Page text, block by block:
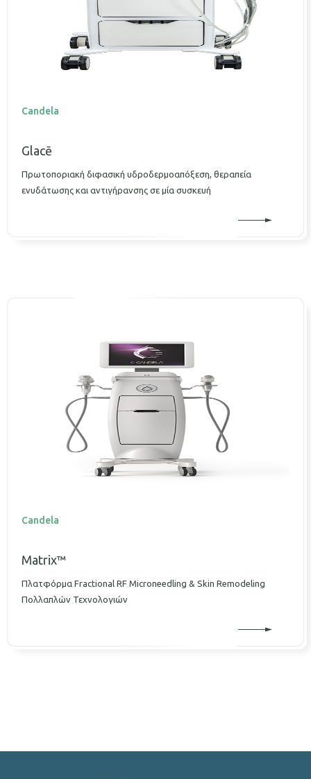
Candela
Glacē
Πρωτοποριακή διφασική υδροδερμοαπόξεση, θεραπεία
ενυδάτωσης και αντιγήρανσης σε μία συσκευή
Candela
Matrix™
Πλατφόρμα Fractional RF Microneedling & Skin Remodeling
Πολλαπλών Τεχνολογιών